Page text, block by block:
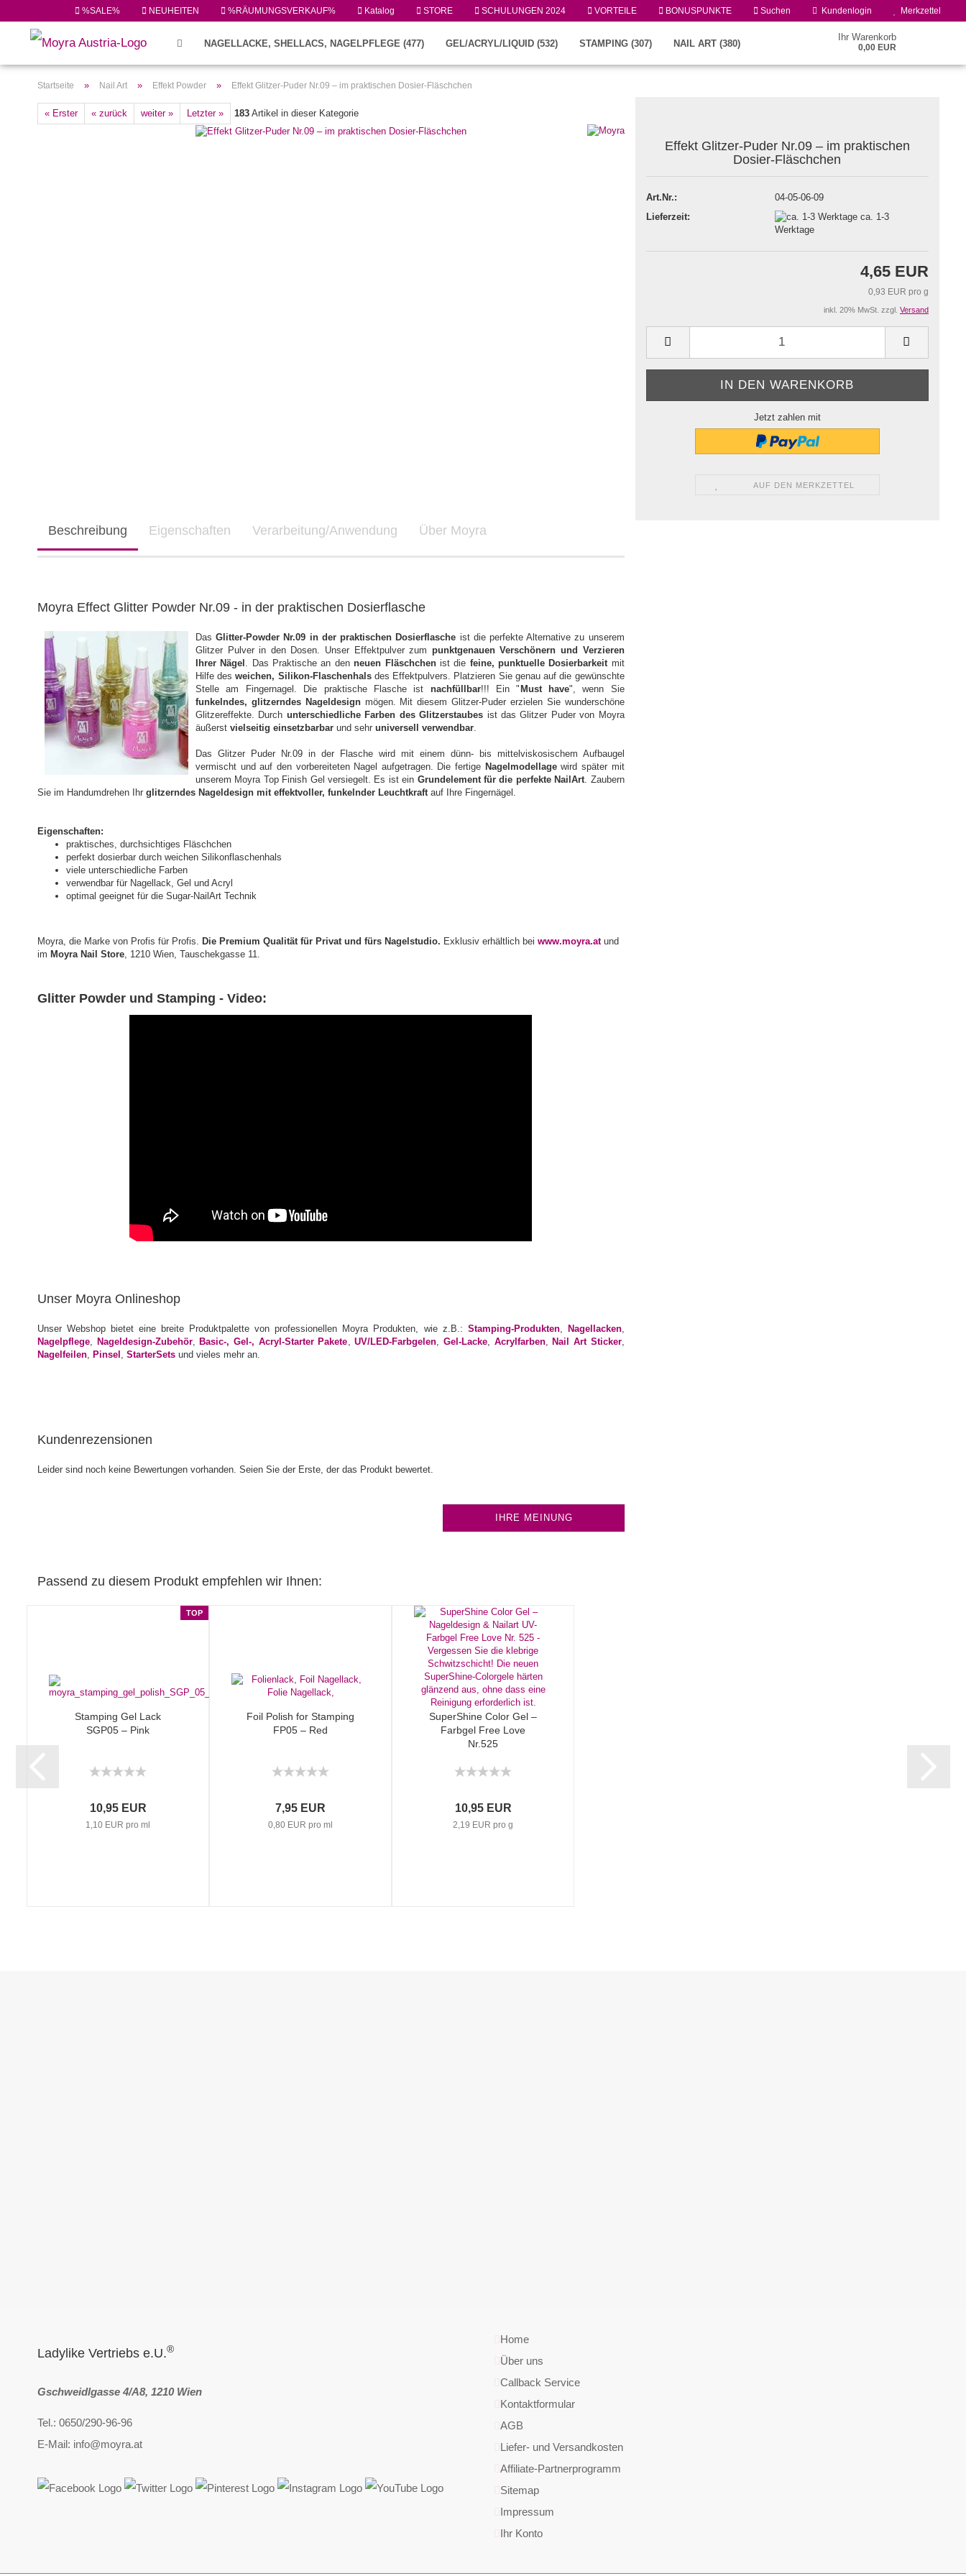
%SALE% NEUHEITEN %RÄUMUNGSVERKAUF% Katalog STORE SCHULUNGEN 2024 VORTEILE BONUSPUNKTE Suchen Kundenlogin Merkzettel
Ihr Warenkorb
0,00 EUR
NAGELLACKE, SHELLACS, NAGELPFLEGE (477) GEL/ACRYL/LIQUID (532) STAMPING (307) NAIL ART (380)
Startseite » Nail Art » Effekt Powder » Effekt Glitzer-Puder Nr.09 – im praktischen Dosier-Fläschchen
« Erster « zurück weiter » Letzter » 183 Artikel in dieser Kategorie
Effekt Glitzer-Puder Nr.09 – im praktischen
Dosier-Fläschchen
Art.Nr.:
04-05-06-09
Lieferzeit:
ca. 1-3
Werktage
4,65 EUR
0,93 EUR pro g
inkl. 20% MwSt. zzgl. Versand
Jetzt zahlen mit
AUF DEN MERKZETTEL
Beschreibung Eigenschaften Verarbeitung/Anwendung Über Moyra
Moyra Effect Glitter Powder Nr.09 - in der praktischen Dosierflasche
DasGlitter-Powder Nr.09 in der praktischen Dosierflasche ist die perfekte Alternative zu unserem
Glitzer Pulver in den Dosen. Unser Effektpulver zum punktgenauen Verschönern und Verzieren
Ihrer Nägel . Das Praktische an denneuen Fläschchenist die feine, punktuelle Dosierbarkeit mit
Hilfe desweichen, Silikon-Flaschenhalsdes Effektpulvers. Platzieren Sie genau auf die gewünschte
Stelle am Fingernagel. Die praktische Flasche ist nachfüllbar!!! Ein " Must have", wenn Sie
funkelndes, glitzerndes Nageldesignmögen. Mit diesem Glitzer-Puder erzielen Sie wunderschöne
Glitzereffekte. Durch unterschiedliche Farben des Glitzerstaubes ist das Glitzer Puder von Moyra
äußerst vielseitig einsetzbarbar und sehr universell verwendbar.
Das Glitzer Puder Nr.09 in der Flasche wird mit einem dünn- bis mittelviskosischem Aufbaugel
vermischt und auf den vorbereiteten Nagel aufgetragen. Die fertige Nagelmodellagewird später mit
unserem Moyra Top Finish Gel versiegelt. Es ist ein Grundelement für die perfekte NailArt. Zaubern
Sie im Handumdrehen Ihr glitzerndes Nageldesign mit effektvoller, funkelnder Leuchtkraftauf Ihre Fingernägel.
Eigenschaften:
praktisches, durchsichtiges Fläschchen
perfekt dosierbar durch weichen Silikonflaschenhals
viele unterschiedliche Farben
verwendbar für Nagellack, Gel und Acryl
optimal geeignet für die Sugar-NailArt Technik
Moyra, die Marke von Profis für Profis. Die Premium Qualität für Privat und fürs Nagelstudio. Exklusiv erhältlich bei www.moyra.atund
im Moyra Nail Store, 1210 Wien, Tauschekgasse 11.
Glitter Powder und Stamping - Video:
Unser Moyra Onlineshop
Unser Webshop bietet eine breite Produktpalette von professionellen Moyra Produkten, wie z.B.: Stamping-Produkten, Nagellacken,
Nagelpflege, Nageldesign-Zubehör, Basic-, Gel-, Acryl-Starter Pakete,UV/LED-Farbgelen, Gel-Lacke, Acrylfarben, Nail Art Sticker,
Nagelfeilen, Pinsel , StarterSets und vieles mehr an.
Kundenrezensionen
Leider sind noch keine Bewertungen vorhanden. Seien Sie der Erste, der das Produkt bewertet.
IHRE MEINUNG
Passend zu diesem Produkt empfehlen wir Ihnen:
TOP
Stamping Gel Lack
SGP05 – Pink
10,95 EUR
1,10 EUR pro ml
Foil Polish for Stamping
FP05 – Red
7,95 EUR
0,80 EUR pro ml
SuperShine Color Gel –
Farbgel Free Love
Nr.525
10,95 EUR
2,19 EUR pro g
Ladylike Vertriebs e.U.®
Gschweidlgasse 4/A8, 1210 Wien
Tel.: 0650/290-96-96
E-Mail: info@moyra.at
Home
Über uns
Callback Service
Kontaktformular
AGB
Liefer- und Versandkosten
Affiliate-Partnerprogramm
Sitemap
Impressum
Ihr Konto